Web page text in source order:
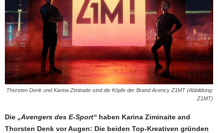
Thorsten Denk und Karina Ziminaite sind die Köpfe der Brand Acency Z1MT (Abbildung:
Z1MT)
Die „Avengers des E-Sport“ haben Karina Ziminaite and
Thorsten Denk vor Augen: Die beiden Top-Kreativen gründen